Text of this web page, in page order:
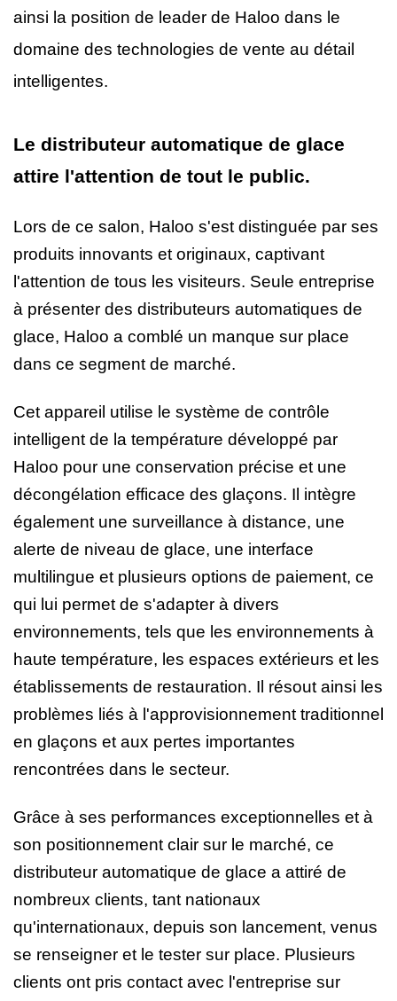
ainsi la position de leader de Haloo dans le
domaine des technologies de vente au détail
intelligentes.
Le distributeur automatique de glace
attire l'attention de tout le public.
Lors de ce salon, Haloo s'est distinguée par ses
produits innovants et originaux, captivant
l'attention de tous les visiteurs. Seule entreprise
à présenter des distributeurs automatiques de
glace, Haloo a comblé un manque sur place
dans ce segment de marché.
Cet appareil utilise le système de contrôle
intelligent de la température développé par
Haloo pour une conservation précise et une
décongélation efficace des glaçons. Il intègre
également une surveillance à distance, une
alerte de niveau de glace, une interface
multilingue et plusieurs options de paiement, ce
qui lui permet de s'adapter à divers
environnements, tels que les environnements à
haute température, les espaces extérieurs et les
établissements de restauration. Il résout ainsi les
problèmes liés à l'approvisionnement traditionnel
en glaçons et aux pertes importantes
rencontrées dans le secteur.
Grâce à ses performances exceptionnelles et à
son positionnement clair sur le marché, ce
distributeur automatique de glace a attiré de
nombreux clients, tant nationaux
qu'internationaux, depuis son lancement, venus
se renseigner et le tester sur place. Plusieurs
clients ont pris contact avec l'entreprise sur